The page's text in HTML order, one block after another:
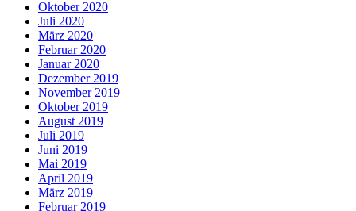
Oktober 2020
Juli 2020
März 2020
Februar 2020
Januar 2020
Dezember 2019
November 2019
Oktober 2019
August 2019
Juli 2019
Juni 2019
Mai 2019
April 2019
März 2019
Februar 2019